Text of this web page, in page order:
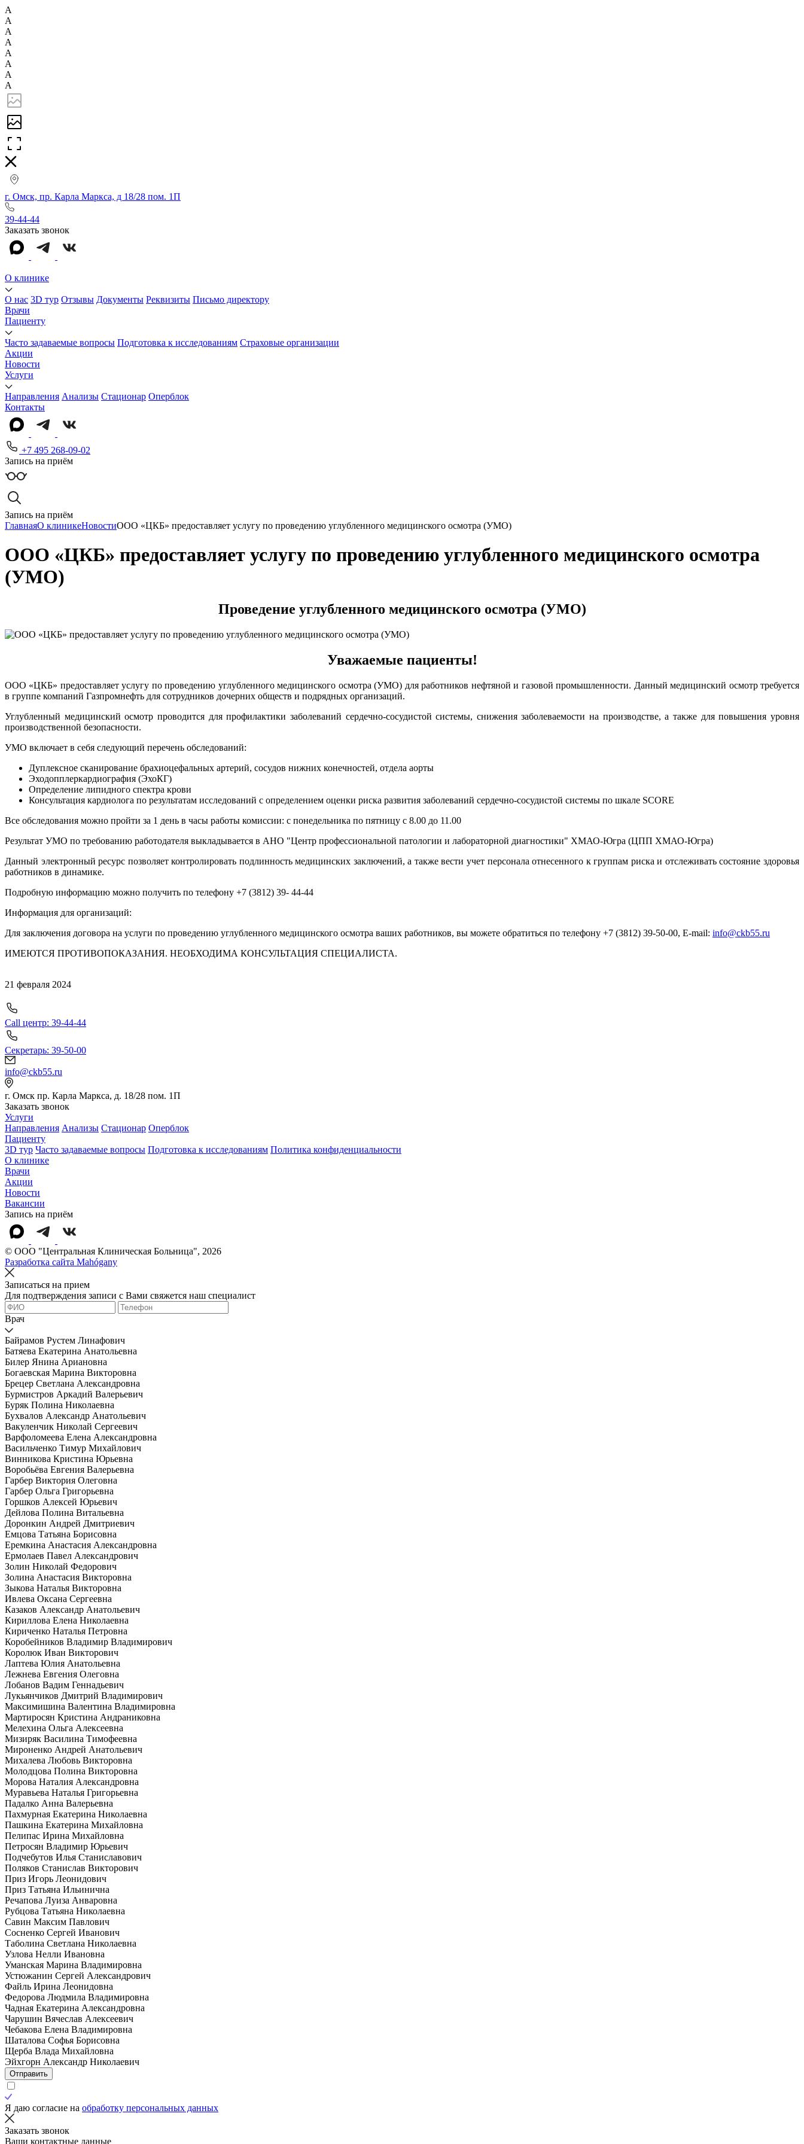
А
А
А
А
А
А
А
А
г. Омск, пр. Карла Маркса, д 18/28 пом. 1П
39-44-44
Заказать звонок
О клинике
О нас 3D тур Отзывы Документы Реквизиты Письмо директору
Врачи
Пациенту
Часто задаваемые вопросы Подготовка к исследованиям Страховые организации
Акции
Новости
Услуги
Направления Анализы Стационар Оперблок
Контакты
+7 495 268-09-02
Запись на приём
Запись на приём
ГлавнаяО клиникеНовостиООО «ЦКБ» предоставляет услугу по проведению углубленного медицинского осмотра (УМО)
ООО «ЦКБ» предоставляет услугу по проведению углубленного медицинского осмотра
(УМО)
Проведение углубленного медицинского осмотра (УМО)
Уважаемые пациенты!
ООО «ЦКБ» предоставляет услугу по проведению углубленного медицинского осмотра (УМО) для работников нефтяной и газовой промышленности. Данный медицинский осмотр требуется
в группе компаний Газпромнефть для сотрудников дочерних обществ и подрядных организаций.
Углубленный медицинский осмотр проводится для профилактики заболеваний сердечно-сосудистой системы, снижения заболеваемости на производстве, а также для повышения уровня
производственной безопасности.
УМО включает в себя следующий перечень обследований:
Дуплексное сканирование брахиоцефальных артерий, сосудов нижних конечностей, отдела аорты
Эходопплеркардиография (ЭхоКГ)
Определение липидного спектра крови
Консультация кардиолога по результатам исследований с определением оценки риска развития заболеваний сердечно-сосудистой системы по шкале SCORE
Все обследования можно пройти за 1 день в часы работы комиссии: с понедельника по пятницу с 8.00 до 11.00​
Результат УМО по требованию работодателя выкладывается в АНО "Центр профессиональной патологии и лабораторной диагностики" ХМАО-Югра (ЦПП ХМАО-Югра)
Данный электронный ресурс позволяет контролировать подлинность медицинских заключений, а также вести учет персонала отнесенного к группам риска и отслеживать состояние здоровья
работников в динамике.
Подробную информацию можно получить по телефону +7 (3812) 39- 44-44
Информация для организаций:
Для заключения договора на услуги по проведению углубленного медицинского осмотра ваших работников, вы можете обратиться по телефону +7 (3812) 39-50-00, E-mail: info@ckb55.ru
ИМЕЮТСЯ ПРОТИВОПОКАЗАНИЯ. НЕОБХОДИМА КОНСУЛЬТАЦИЯ СПЕЦИАЛИСТА.
21 февраля 2024
Call центр: 39-44-44
Секретарь: 39-50-00
info@ckb55.ru
г. Омск пр. Карла Маркса, д. 18/28 пом. 1П
Заказать звонок
Услуги
Направления Анализы Стационар Оперблок
Пациенту
3D тур Часто задаваемые вопросы Подготовка к исследованиям Политика конфиденциальности
О клинике
Врачи
Акции
Новости
Вакансии
Запись на приём
© OOO "Центральная Клиническая Больница", 2026
Разработка сайта Mahógany
Записаться на прием
Для подтверждения записи с Вами свяжется наш специалист
Врач
Байрамов Рустем Линафович
Батяева Екатерина Анатольевна
Билер Янина Ариановна
Богаевская Марина Викторовна
Брецер Светлана Александровна
Бурмистров Аркадий Валерьевич
Буряк Полина Николаевна
Бухвалов Александр Анатольевич
Вакуленчик Николай Сергеевич
Варфоломеева Елена Александровна
Васильченко Тимур Михайлович
Винникова Кристина Юрьевна
Воробьёва Евгения Валерьевна
Гарбер Виктория Олеговна
Гарбер Ольга Григорьевна
Горшков Алексей Юрьевич
Дейлова Полина Витальевна
Доронкин Андрей Дмитриевич
Емцова Татьяна Борисовна
Еремкина Анастасия Александровна
Ермолаев Павел Александрович
Золин Николай Федорович
Золина Анастасия Викторовна
Зыкова Наталья Викторовна
Ивлева Оксана Сергеевна
Казаков Александр Анатольевич
Кириллова Елена Николаевна
Кириченко Наталья Петровна
Коробейников Владимир Владимирович
Королюк Иван Викторович
Лаптева Юлия Анатольевна
Лежнева Евгения Олеговна
Лобанов Вадим Геннадьевич
Лукьянчиков Дмитрий Владимирович
Максимишина Валентина Владимировна
Мартиросян Кристина Андраниковна
Мелехина Ольга Алексеевна
Мизиряк Василина Тимофеевна
Мироненко Андрей Анатольевич
Михалева Любовь Викторовна
Молодцова Полина Викторовна
Морова Наталия Александровна
Муравьева Наталья Григорьевна
Падалко Анна Валерьевна
Пахмурная Екатерина Николаевна
Пашкина Екатерина Михайловна
Пелипас Ирина Михайловна
Петросян Владимир Юрьевич
Подчебутов Илья Станиславович
Поляков Станислав Викторович
Приз Игорь Леонидович
Приз Татьяна Ильинична
Речапова Луиза Анваровна
Рубцова Татьяна Николаевна
Савин Максим Павлович
Сосненко Сергей Иванович
Таболина Светлана Николаевна
Узлова Нелли Ивановна
Уманская Марина Владимировна
Устюжанин Сергей Александрович
Файль Ирина Леонидовна
Федорова Людмила Владимировна
Чадная Екатерина Александровна
Чарушин Вячеслав Алексеевич
Чебакова Елена Владимировна
Шаталова Софья Борисовна
Щерба Влада Михайловна
Эйхгорн Александр Николаевич
Отправить
Я даю согласие на обработку персональных данных
Заказать звонок
Ваши контактные данные